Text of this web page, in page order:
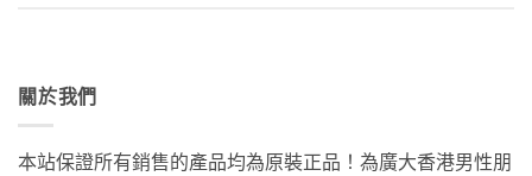
關於我們
本站保證所有銷售的產品均為原裝正品！為廣大香港男性朋